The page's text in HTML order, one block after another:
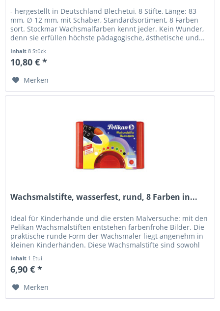
- hergestellt in Deutschland Blechetui, 8 Stifte, Länge: 83
mm, ∅ 12 mm, mit Schaber, Standardsortiment, 8 Farben
sort. Stockmar Wachsmalfarben kennt jeder. Kein Wunder,
denn sie erfüllen höchste pädagogische, ästhetische und...
Inhalt8 Stück
10,80 € *
Merken
Wachsmalstifte, wasserfest, rund, 8 Farben in...
Ideal für Kinderhände und die ersten Malversuche: mit den
Pelikan Wachsmalstiften entstehen farbenfrohe Bilder. Die
praktische runde Form der Wachsmaler liegt angenehm in
kleinen Kinderhänden. Diese Wachsmalstifte sind sowohl
Inhalt 1 Etui
6,90 € *
Merken